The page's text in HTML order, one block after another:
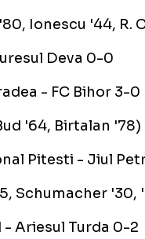
Ionescu '44, R.
Deva 0-0
- FC Bihor 3-0
'64, Birtalan '78)
Pitesti - Jiul
Schumacher
- Ariesul Turda 0-2